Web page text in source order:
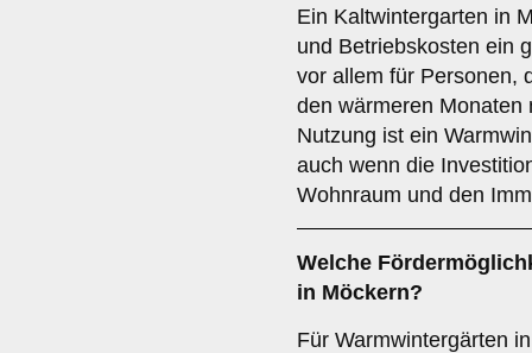
Ein Kaltwintergarten in
und Betriebskosten ein
vor allem für Personen,
den wärmeren Monaten
Nutzung ist ein
auch wenn die
Wohnraum und den
Welche
in Möckern?
Für Warmwintergärten